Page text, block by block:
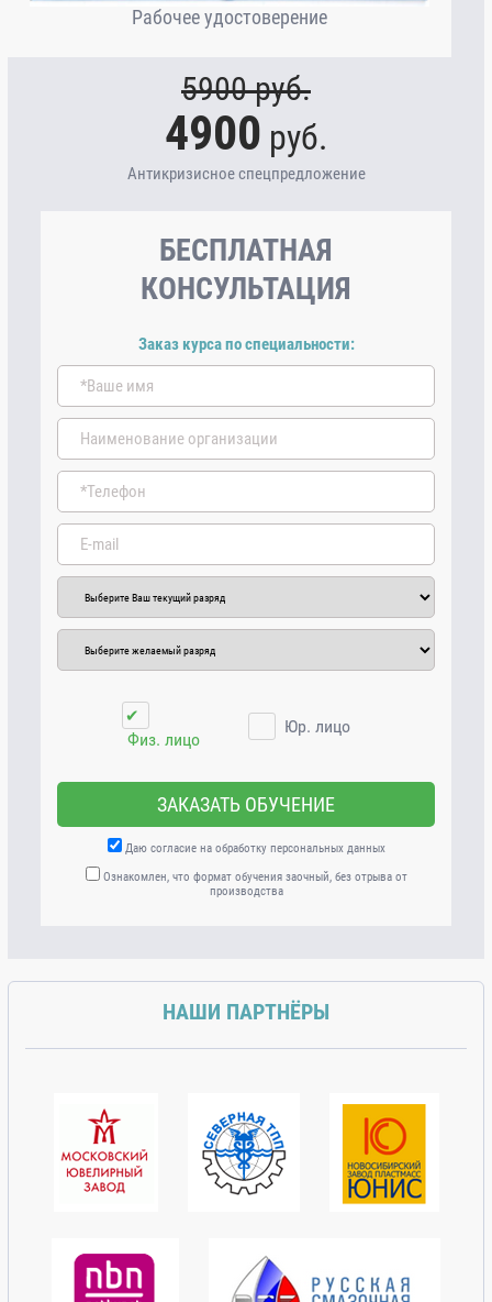
Рабочее удостоверение
5900руб.
4900 руб.
Антикризисное спецпредложение
БЕСПЛАТНАЯ
КОНСУЛЬТАЦИЯ
Заказ курса по специальности:
✔
Физ. лицо
Юр. лицо
Даю согласие на обработку персональных данных
Ознакомлен, что формат обучения заочный, без отрыва от
производства
НАШИ ПАРТНЁРЫ